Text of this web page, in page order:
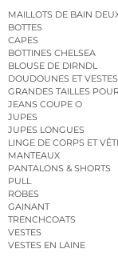
MAILLOTS DE BAIN
BOTTES
CAPES
BOTTINES CHELSEA
BLOUSE DE DIRNDL
DOUDOUNES ET
GRANDES TAILLES
JEANS COUPE O
JUPES
JUPES LONGUES
LINGE DE CORPS ET
MANTEAUX
PANTALONS & SHORTS
PULL
ROBES
GAINANT
TRENCHCOATS
VESTES
VESTES EN LAINE